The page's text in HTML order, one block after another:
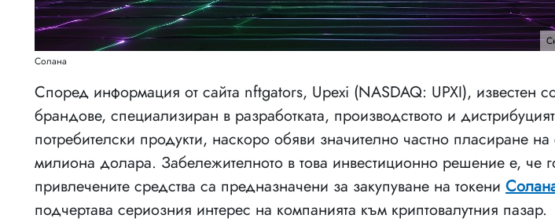
Солана
Според информация от сайта nftgators, Upexi (NASDAQ: UPXI), известен
брандове, специализиран в разработката, производството и
потребителски продукти, наскоро обяви значително частно пласиране на
милиона долара. Забележителното в това инвестиционно решение е, че
привлечените средства са предназначени за закупуване на токени
подчертава сериозния интерес на компанията към криптовалутния пазар.